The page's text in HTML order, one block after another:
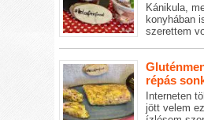
Kánikula,
konyhában
szerettem
répás
Interneten
jött velem